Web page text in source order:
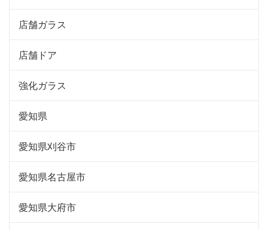
店舗ガラス
店舗ドア
強化ガラス
愛知県
愛知県刈谷市
愛知県名古屋市
愛知県大府市